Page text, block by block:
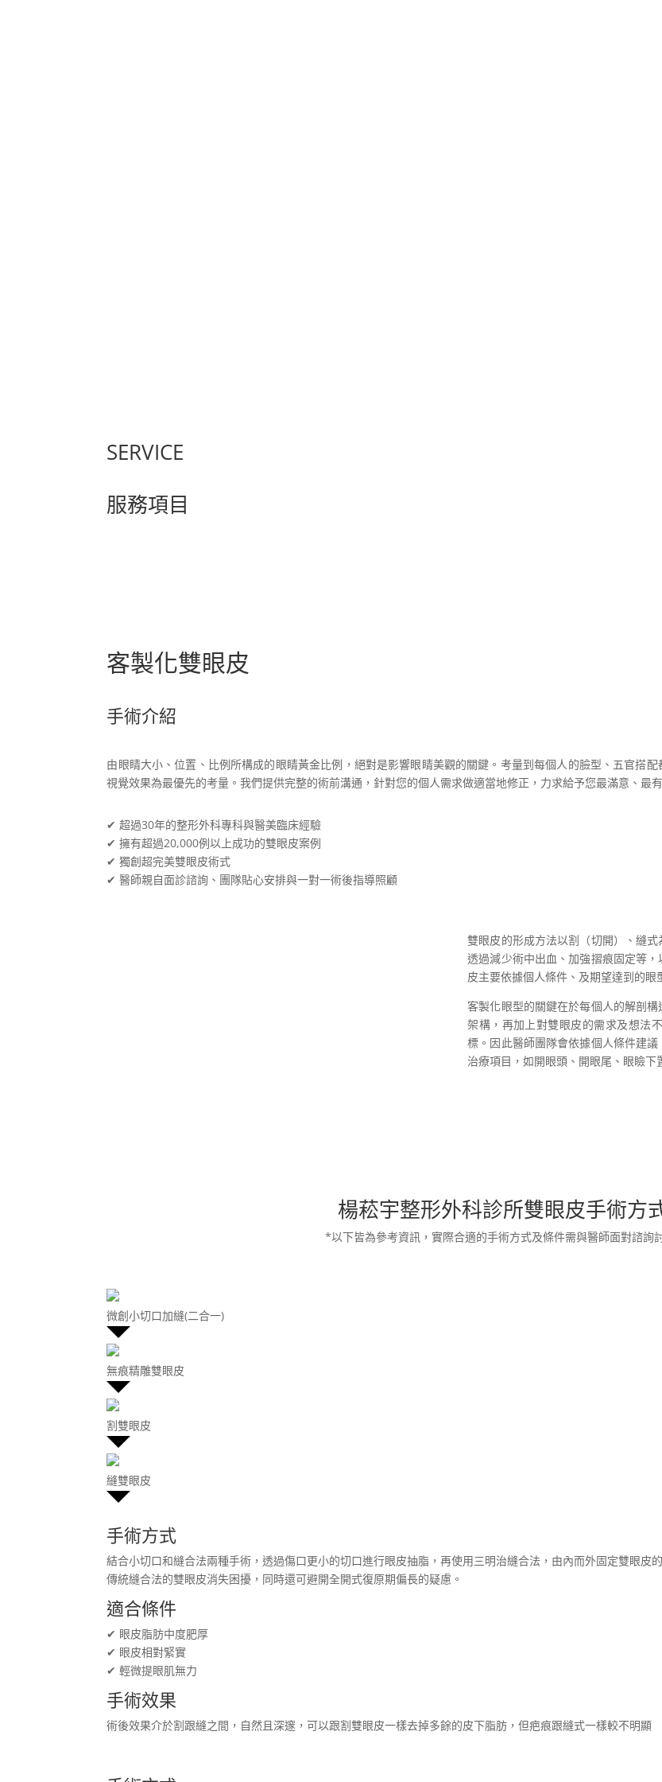
SERVICE
服務項目
客製化雙眼皮
手術介紹
由眼睛大小、位置、比例所構成的眼睛黃金比例，絕對是影響眼睛美觀的關鍵。考量到每個人的臉型、五官搭
視覺效果為最優先的考量。我們提供完整的術前溝通，針對您的個人需求做適當地修正，力求給予您最滿意、最
✔ 超過30年的整形外科專科與醫美臨床經驗
✔ 擁有超過20,000例以上成功的雙眼皮案例
✔ 獨創超完美雙眼皮術式
✔ 醫師親自面診諮詢、團隊貼心安排與一對一術後指導照顧
雙眼皮的形成方法以割（切開）、縫
透過減少術中出血、加強摺痕固定等
皮主要依據個人條件、及期望達到的
客製化眼型的關鍵在於每個人的解剖
架構，再加上對雙眼皮的需求及想法
標。因此醫師團隊會依據個人條件建
治療項目，如開眼頭、開眼尾、眼瞼下
楊菘宇整形外科診所雙眼皮手術方
*以下皆為參考資訊，實際合適的手術方式及條件需與醫師面對諮詢
微創小切口加縫(二合一)
無痕精雕雙眼皮
割雙眼皮
縫雙眼皮
手術方式
結合小切口和縫合法兩種手術，透過傷口更小的切口進行眼皮抽脂，再使用三明治縫合法，由內而外固定雙眼皮
傳統縫合法的雙眼皮消失困擾，同時還可避開全開式復原期偏長的疑慮。
適合條件
✔ 眼皮脂肪中度肥厚
✔ 眼皮相對緊實
✔ 輕微提眼肌無力
手術效果
術後效果介於割跟縫之間，自然且深邃，可以跟割雙眼皮一樣去掉多餘的皮下脂肪，但疤痕跟縫式一樣較不明顯